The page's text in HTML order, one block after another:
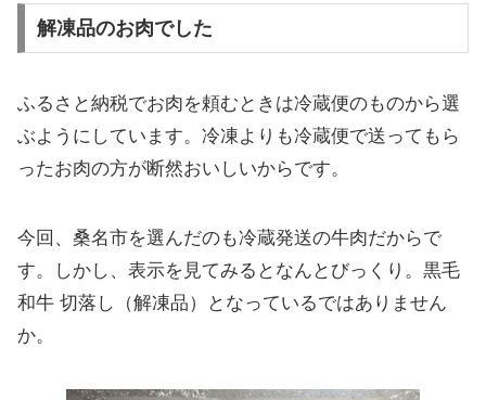
解凍品のお肉でした
ふるさと納税でお肉を頼むときは冷蔵便のものから選
ぶようにしています。冷凍よりも冷蔵便で送ってもら
ったお肉の方が断然おいしいからです。
今回、桑名市を選んだのも冷蔵発送の牛肉だからで
す。しかし、表示を見てみるとなんとびっくり。黒毛
和牛 切落し（解凍品）となっているではありません
か。